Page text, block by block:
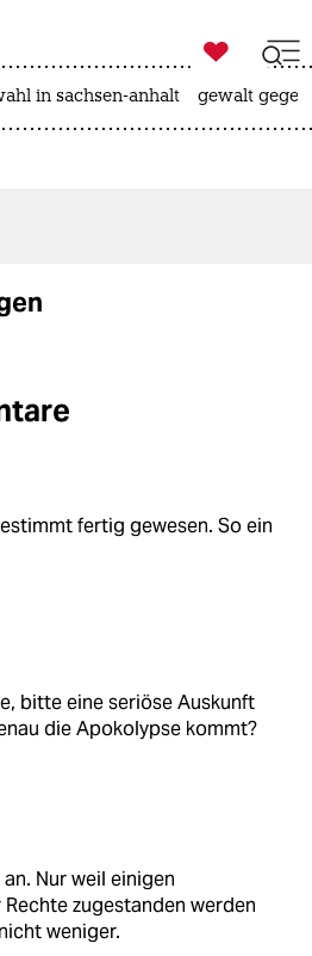

taz zahl ich
in sachsen-anhalt gewalt
fertig gewesen. So ein
bitte eine seriöse Auskunft
die Apokolypse kommt?
Nur weil einigen
zugestanden werden
weniger.